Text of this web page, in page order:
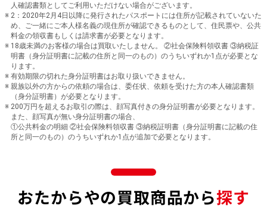
人確認書類としてご利用いただけない場合がございます。
2：2020年2月4日以降に発行されたパスポートには住所が記載されていないた
め、ご一緒にご本人様名義の現住所が確認できるものとして、住民票や、公共
料金の領収書もしくは請求書が必要となります。
18歳未満のお客様の場合は買取いたしません。 ②社会保険料領収書 ③納税証
明書（身分証明書に記載の住所と同一のもの）のうちいずれか1点が必要とな
ります。
有効期限の切れた身分証明書はお取り扱いできません。
親族以外の方からの依頼の場合は、委任状、依頼を受けた方の本人確認書類
（身分証明書）が必要となります。
200万円を超えるお取引の際は、顔写真付きの身分証明書が必要となります。
また、顔写真が無い身分証明書の場合、
①公共料金の明細 ②社会保険料領収書 ③納税証明書（身分証明書に記載の住
所と同一のもの）のうちいずれか1点が追加で必要となります。
おたからやの買取商品から探す